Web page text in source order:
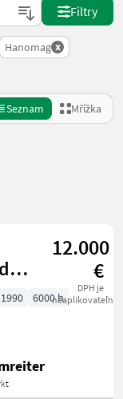
Filtry
Hanomag x
Seznam Mřížka
12.000
€
DPH je
neaplikovateľné
6000 h